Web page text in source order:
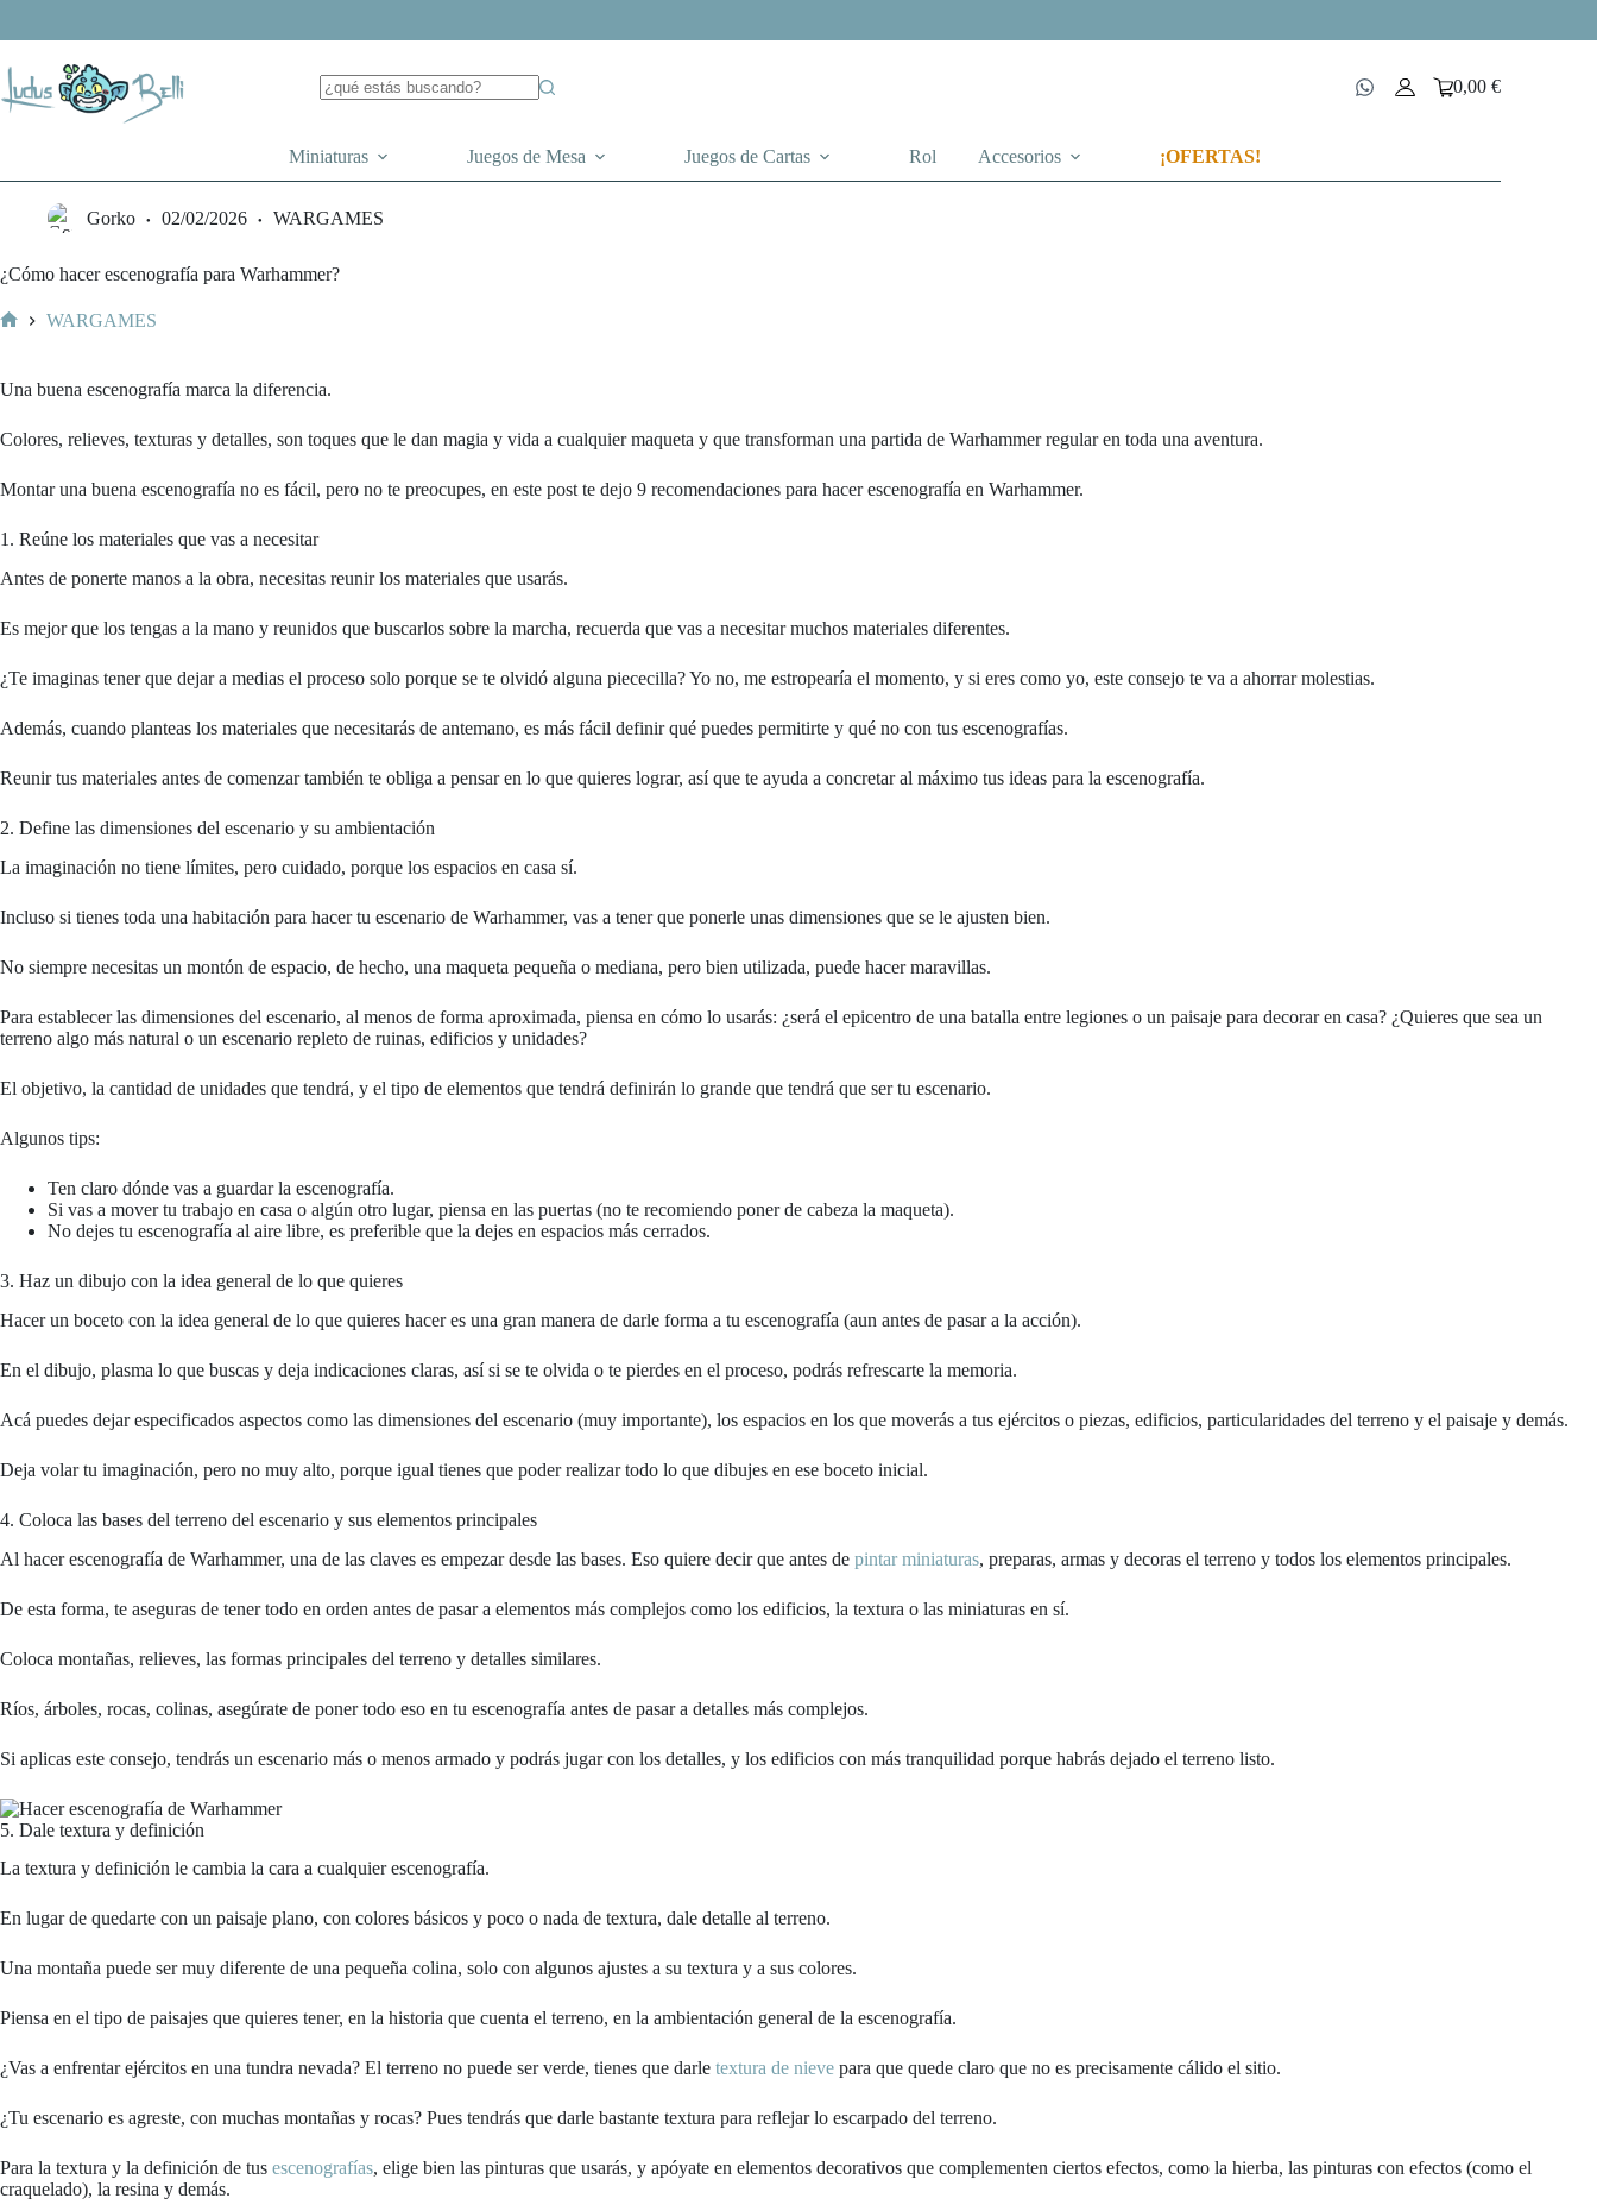
Carro
0,00€
Miniaturas Juegos de Mesa Juegos de Cartas Rol Accesorios ¡OFERTAS!
Gorko 02/02/2026 WARGAMES
¿Cómo hacer escenografía para Warhammer?
WARGAMES
Una buena escenografía marca la diferencia.
Colores, relieves, texturas y detalles, son toques que le dan magia y vida a cualquier maqueta y que transforman una partida de Warhammer regular en toda una aventura.
Montar una buena escenografía no es fácil, pero no te preocupes, en este post te dejo 9 recomendaciones para hacer escenografía en Warhammer.
1. Reúne los materiales que vas a necesitar
Antes de ponerte manos a la obra, necesitas reunir los materiales que usarás.
Es mejor que los tengas a la mano y reunidos que buscarlos sobre la marcha, recuerda que vas a necesitar muchos materiales diferentes.
¿Te imaginas tener que dejar a medias el proceso solo porque se te olvidó alguna piececilla? Yo no, me estropearía el momento, y si eres como yo, este consejo te va a ahorrar molestias.
Además, cuando planteas los materiales que necesitarás de antemano, es más fácil definir qué puedes permitirte y qué no con tus escenografías.
Reunir tus materiales antes de comenzar también te obliga a pensar en lo que quieres lograr, así que te ayuda a concretar al máximo tus ideas para la escenografía.
2. Define las dimensiones del escenario y su ambientación
La imaginación no tiene límites, pero cuidado, porque los espacios en casa sí.
Incluso si tienes toda una habitación para hacer tu escenario de Warhammer, vas a tener que ponerle unas dimensiones que se le ajusten bien.
No siempre necesitas un montón de espacio, de hecho, una maqueta pequeña o mediana, pero bien utilizada, puede hacer maravillas.
Para establecer las dimensiones del escenario, al menos de forma aproximada, piensa en cómo lo usarás: ¿será el epicentro de una batalla entre legiones o un paisaje para decorar en casa? ¿Quieres que sea un
terreno algo más natural o un escenario repleto de ruinas, edificios y unidades?
El objetivo, la cantidad de unidades que tendrá, y el tipo de elementos que tendrá definirán lo grande que tendrá que ser tu escenario.
Algunos tips:
Ten claro dónde vas a guardar la escenografía.
Si vas a mover tu trabajo en casa o algún otro lugar, piensa en las puertas (no te recomiendo poner de cabeza la maqueta).
No dejes tu escenografía al aire libre, es preferible que la dejes en espacios más cerrados.
3. Haz un dibujo con la idea general de lo que quieres
Hacer un boceto con la idea general de lo que quieres hacer es una gran manera de darle forma a tu escenografía (aun antes de pasar a la acción).
En el dibujo, plasma lo que buscas y deja indicaciones claras, así si se te olvida o te pierdes en el proceso, podrás refrescarte la memoria.
Acá puedes dejar especificados aspectos como las dimensiones del escenario (muy importante), los espacios en los que moverás a tus ejércitos o piezas, edificios, particularidades del terreno y el paisaje y demás.
Deja volar tu imaginación, pero no muy alto, porque igual tienes que poder realizar todo lo que dibujes en ese boceto inicial.
4. Coloca las bases del terreno del escenario y sus elementos principales
Al hacer escenografía de Warhammer, una de las claves es empezar desde las bases. Eso quiere decir que antes de pintar miniaturas, preparas, armas y decoras el terreno y todos los elementos principales.
De esta forma, te aseguras de tener todo en orden antes de pasar a elementos más complejos como los edificios, la textura o las miniaturas en sí.
Coloca montañas, relieves, las formas principales del terreno y detalles similares.
Ríos, árboles, rocas, colinas, asegúrate de poner todo eso en tu escenografía antes de pasar a detalles más complejos.
Si aplicas este consejo, tendrás un escenario más o menos armado y podrás jugar con los detalles, y los edificios con más tranquilidad porque habrás dejado el terreno listo.
5. Dale textura y definición
La textura y definición le cambia la cara a cualquier escenografía.
En lugar de quedarte con un paisaje plano, con colores básicos y poco o nada de textura, dale detalle al terreno.
Una montaña puede ser muy diferente de una pequeña colina, solo con algunos ajustes a su textura y a sus colores.
Piensa en el tipo de paisajes que quieres tener, en la historia que cuenta el terreno, en la ambientación general de la escenografía.
¿Vas a enfrentar ejércitos en una tundra nevada? El terreno no puede ser verde, tienes que darle textura de nieve para que quede claro que no es precisamente cálido el sitio.
¿Tu escenario es agreste, con muchas montañas y rocas? Pues tendrás que darle bastante textura para reflejar lo escarpado del terreno.
Para la textura y la definición de tus escenografías, elige bien las pinturas que usarás, y apóyate en elementos decorativos que complementen ciertos efectos, como la hierba, las pinturas con efectos (como el
craquelado), la resina y demás.